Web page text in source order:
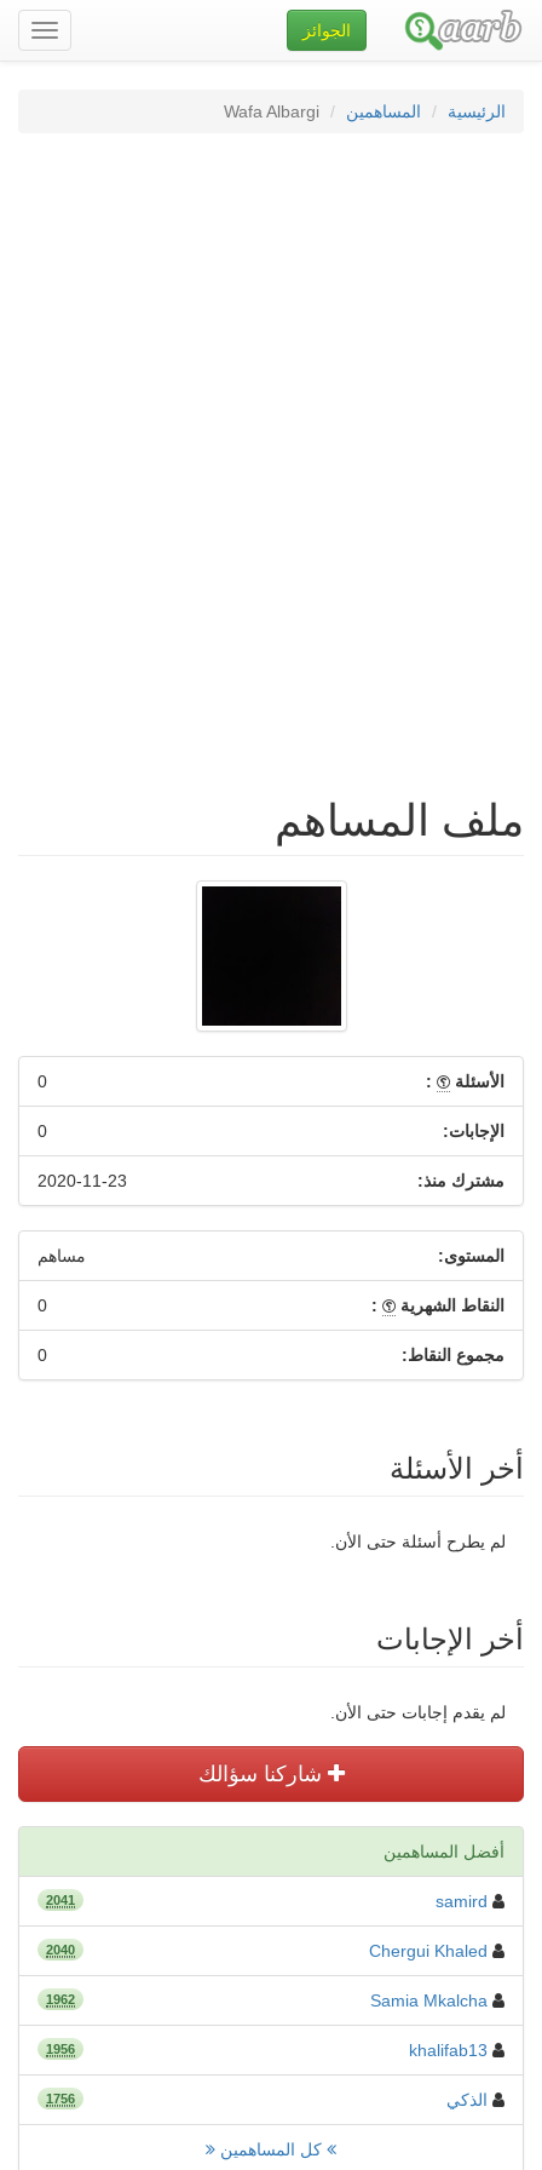
تصفح
الموقع
الجوائز
الرئيسية المساهمين Wafa Albargi
ملف المساهم
الأسئلة :
0
الإجابات: 0
مشترك منذ: 2020-11-23
المستوى: مساهم
النقاط الشهرية :
0
مجموع النقاط: 0
أخر الأسئلة
لم يطرح أسئلة حتى الأن.
أخر الإجابات
لم يقدم إجابات حتى الأن.
شاركنا سؤالك
أفضل المساهمين
samird
2041
Chergui Khaled
2040
Samia Mkalcha
1962
khalifab13
1956
الذكي 1756
كل المساهمين